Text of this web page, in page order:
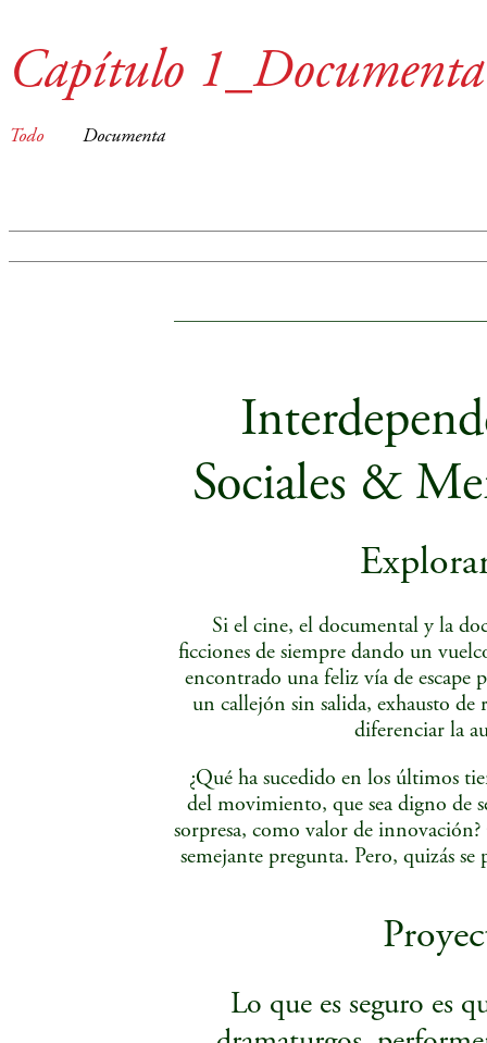
Capítulo 1_Documenta
Todo Documenta
Sociales &
Si el cine, el documental y la
ficciones de siempre dando un
encontrado una feliz vía de escape
un callejón sin salida, exhausto de
diferenciar la
¿Qué ha sucedido en los últimos
del movimiento, que sea digno de
sorpresa, como valor de
semejante pregunta. Pero, quizás se
Lo que es seguro es